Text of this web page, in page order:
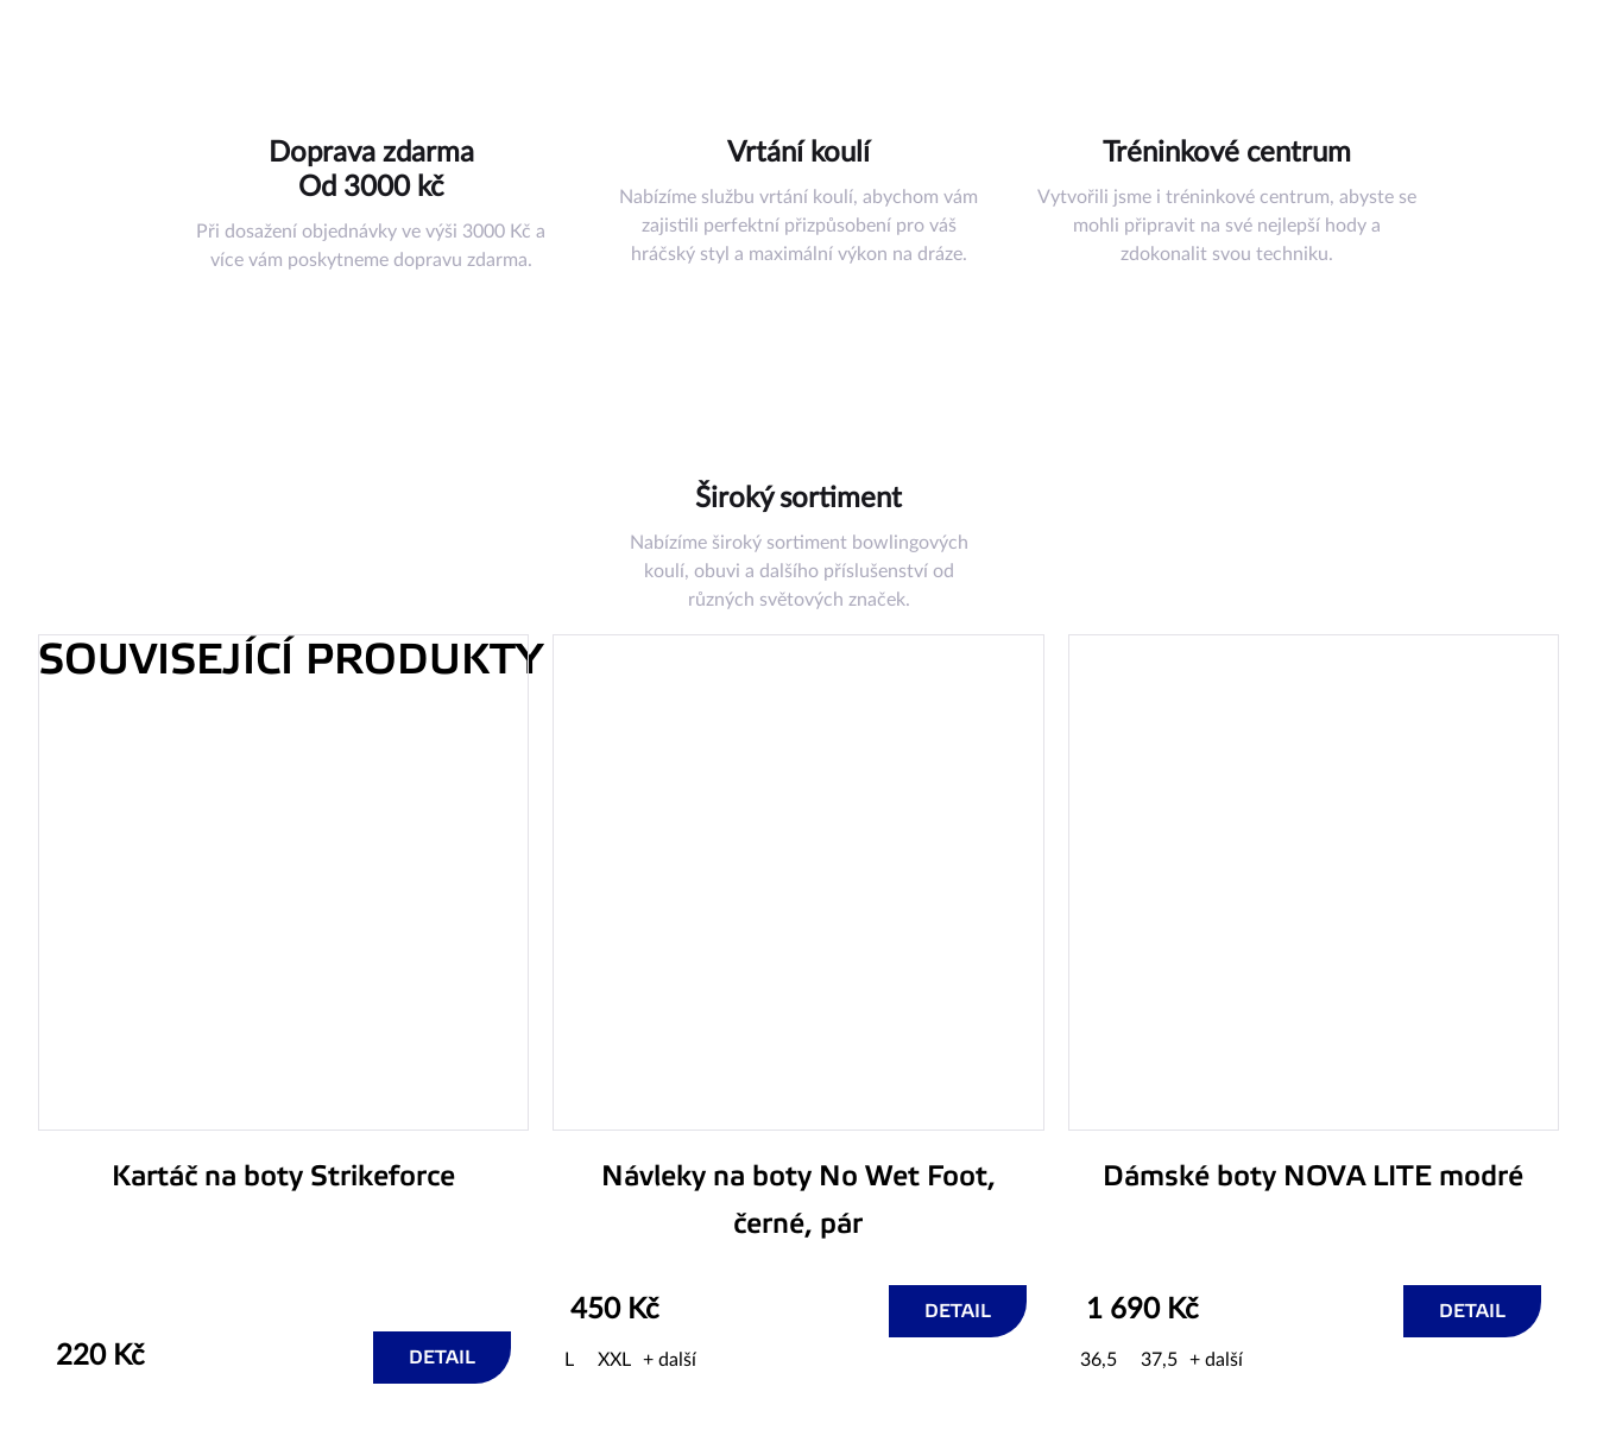
Nástroje a nářadí
Pouzdra
Misky pod kouli
Jiné příslušenství
Doprava zdarma
Od 3000 kč
Při dosažení objednávky ve výši 3000 Kč a
více vám poskytneme dopravu zdarma.
Vrtání koulí
Nabízíme službu vrtání koulí, abychom vám
zajistili perfektní přizpůsobení pro váš
hráčský styl a maximální výkon na dráze.
Tréninkové centrum
Vytvořili jsme i tréninkové centrum, abyste se
mohli připravit na své nejlepší hody a
zdokonalit svou techniku.
Široký sortiment
Nabízíme široký sortiment bowlingových
koulí, obuvi a dalšího příslušenství od
různých světových značek.
SOUVISEJÍCÍ PRODUKTY
Kartáč na boty Strikeforce
220 Kč DETAIL
Návleky na boty No Wet Foot,
černé, pár
450 Kč DETAIL
L XXL + další
Dámské boty NOVA LITE modré
1 690 Kč DETAIL
36,5 37,5 + další